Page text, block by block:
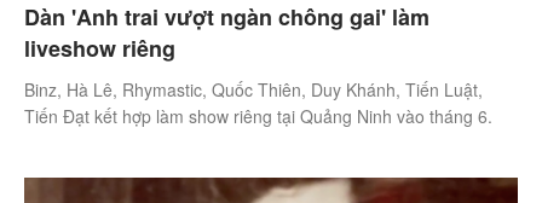
Dàn 'Anh trai vượt ngàn chông gai' làm
liveshow riêng
Binz, Hà Lê, Rhymastic, Quốc Thiên, Duy Khánh, Tiến Luật,
Tiến Đạt kết hợp làm show riêng tại Quảng Ninh vào tháng 6.